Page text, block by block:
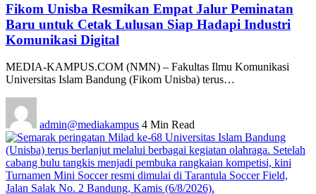
Fikom Unisba Resmikan Empat Jalur Peminatan
Baru untuk Cetak Lulusan Siap Hadapi Industri
Komunikasi Digital
MEDIA-KAMPUS.COM (NMN) – Fakultas Ilmu Komunikasi
Universitas Islam Bandung (Fikom Unisba) terus…
admin@mediakampus 4 Min Read